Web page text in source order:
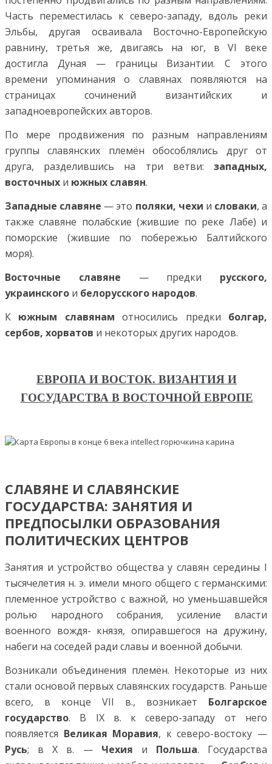
Часть переместилась к северо-западу, вдоль реки
Эльбы, другая осваивала Восточно-Европейскую
равнину, третья же, двигаясь на юг, в VI веке
достигла Дуная — границы Византии. С этого
времени упоминания о славянах появляются на
страницах сочинений византийских и
западноевропейских авторов.
По мере продвижения по разным направлениям
группы славянских племён обособлялись друг от
друга, разделившись на три ветви: западных,
восточных и южных славян.
Западные славяне — это поляки, чехи и словаки, а
также славяне полабские (жившие по реке Лабе) и
поморские (жившие по побережью Балтийского
моря).
Восточные славяне — предки русского,
украинского и белорусского народов.
К южным славянам относились предки болгар,
сербов, хорватов и некоторых других народов.
ЕВРОПА И ВОСТОК. ВИЗАНТИЯ И
ГОСУДАРСТВА В ВОСТОЧНОЙ ЕВРОПЕ
СЛАВЯНЕ И СЛАВЯНСКИЕ
ГОСУДАРСТВА: ЗАНЯТИЯ И
ПРЕДПОСЫЛКИ ОБРАЗОВАНИЯ
ПОЛИТИЧЕСКИХ ЦЕНТРОВ
Занятия и устройство общества у славян середины I
тысячелетия н. э. имели много общего с германскими:
племенное устройство с важной, но уменьшавшейся
ролью народного собрания, усиление власти
военного вождя- князя, опиравшегося на дружину,
набеги на соседей ради славы и военной добычи.
Возникали объединения племён. Некоторые из них
стали основой первых славянских государств. Раньше
всего, в конце VII в., возникает Болгарское
государство. В IX в. к северо-западу от него
появляется Великая Моравия, к северо-востоку —
Русь; в X в. — Чехия и Польша. Государства